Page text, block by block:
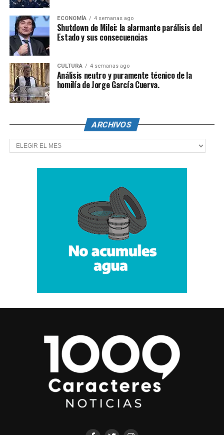
ECONOMÍA 4 semanas ago
Shutdown de Milei: la alarmante parálisis del
Estado y sus consecuencias
CULTURA 4 semanas ago
Análisis neutro y puramente técnico de la
homilía de Jorge García Cuerva.
ARCHIVOS
Archivos